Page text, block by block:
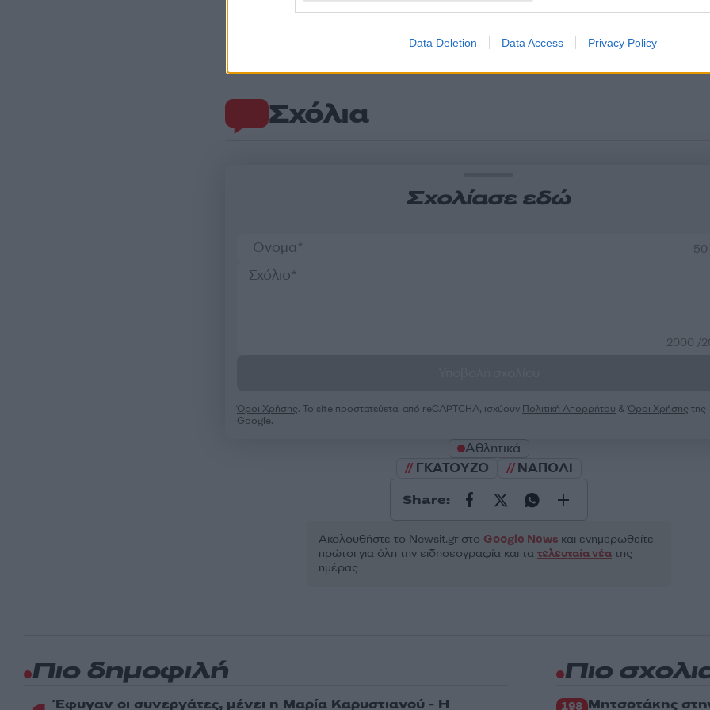
Data Deletion Data Access Privacy Policy
Σχόλια
Σχολίασε εδώ
2000 /
Όροι Χρήσης. Το site προστατεύεται από reCAPTCHA, ισχύουν Πολιτική Απορρήτου &Όροι Χρήσης της
Google.
Αθλητικά
ΓΚΑΤΟΥΖΟ
ΝΑΠΟΛΙ
Share:
Ακολουθήστε το Νewsit.gr στο Google Newsκαι ενημερωθείτε
πρώτοι για όλη την ειδησεογραφία και τα τελευταία νέατης
ημέρας
Πιο δημοφιλή
Έφυγαν οι συνεργάτες, μένει η Μαρία Καρυστιανού - Η
Πιο
198 Μητσοτάκης